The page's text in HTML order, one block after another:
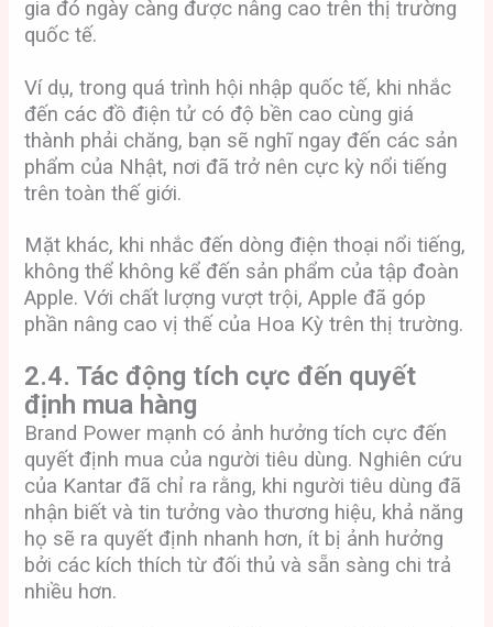
gia đó ngày càng được nâng cao trên thị trường
quốc tế.
Ví dụ, trong quá trình hội nhập quốc tế, khi nhắc
đến các đồ điện tử có độ bền cao cùng giá
thành phải chăng, bạn sẽ nghĩ ngay đến các sản
phẩm của Nhật, nơi đã trở nên cực kỳ nổi tiếng
trên toàn thế giới.
Mặt khác, khi nhắc đến dòng điện thoại nổi tiếng,
không thể không kể đến sản phẩm của tập đoàn
Apple. Với chất lượng vượt trội, Apple đã góp
phần nâng cao vị thế của Hoa Kỳ trên thị trường.
2.4. Tác động tích cực đến quyết
định mua hàng
Brand Power mạnh có ảnh hưởng tích cực đến
quyết định mua của người tiêu dùng. Nghiên cứu
của Kantar đã chỉ ra rằng, khi người tiêu dùng đã
nhận biết và tin tưởng vào thương hiệu, khả năng
họ sẽ ra quyết định nhanh hơn, ít bị ảnh hưởng
bởi các kích thích từ đối thủ và sẵn sàng chi trả
nhiều hơn.